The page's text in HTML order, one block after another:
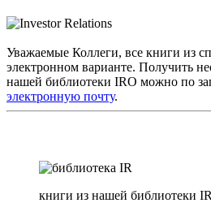
Уважаемые Коллеги, все книги из
электронном варианте. Получить
нашей библиотеки IRO можно по
электронную почту.
книги из нашей библиотеки